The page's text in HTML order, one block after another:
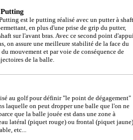
est le putting réalisé avec un putter à shaft
en plus d'une prise de grip du putter,
sur l'avant bras. Avec ce second point
on assure une meilleure stabilité de la face du
mouvement et par voie de conséquence de
de la balle.
au golf pour définir "le point de dégagement"
laquelle on peut dropper une balle que l'on ne
que la balle jouée est dans une zone à
latéral (piquet rouge) ou frontal (piquet
etc...